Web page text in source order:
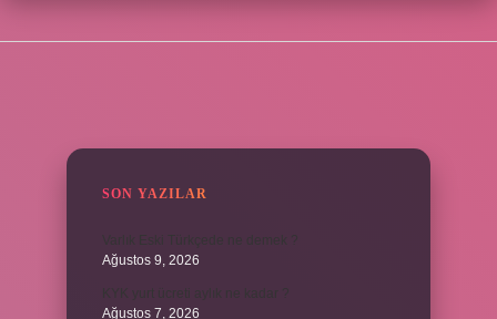
SON YAZILAR
Ağustos 9, 2026
Ağustos 7, 2026